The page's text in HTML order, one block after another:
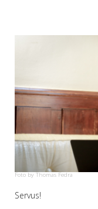
Foto by Thomas Fedra
Servus!